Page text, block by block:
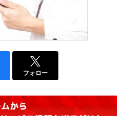
フォロー